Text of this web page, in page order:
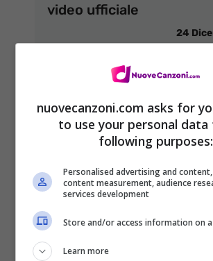
video ufficiale
24
nuovecanzoni.com asks for
to use your personal
following purposes:
Personalised advertising and
content measurement, audience
services development
Store and/or access information on
Learn more